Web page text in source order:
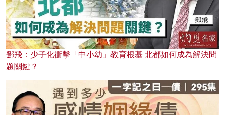
鄧飛：少子化衝擊「中小幼」教育根基 北都如何成為解決問
題關鍵？